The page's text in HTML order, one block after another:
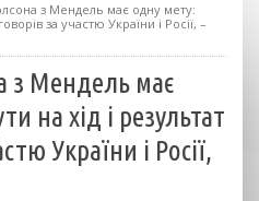
з Мендель має одну мету:
за участю України і Росії, –
з Мендель має
на хід і результат
України і Росії,